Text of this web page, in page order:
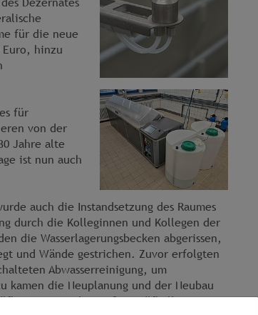
für die neue
Euro, hinzu
für
von der
Jahre alte
ist nun auch
auch die Instandsetzung des Raumes
durch die Kolleginnen und Kollegen der
die Wasserlagerungsbecken abgerissen,
und Wände gestrichen. Zuvor erfolgten
Abwasserreinigung, um
die Neuplanung und der Neubau
in der großen Prüfhalle